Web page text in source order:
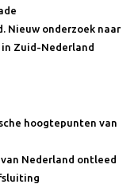
Nieuw onderzoek naar
Zuid-Nederland
hoogtepunten van
Nederland ontleed